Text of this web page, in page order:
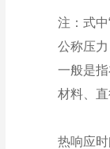
注：式
公称压力
一般是
材料、
热响应